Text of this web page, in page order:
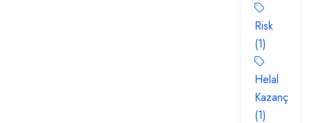
Risk
(1)
Helal
Kazanç
(1)